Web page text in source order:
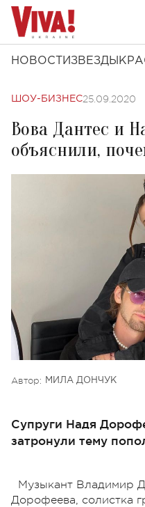
НОВОСТИ ЗВЕЗДЫ
ШОУ-БИЗНЕС25.09.2020
Вова Дантес и
объяснили,
Автор: МИЛА ДОНЧУК
Супруги Надя
затронули тему
Музыкант Владимир
Дорофеева, солистка